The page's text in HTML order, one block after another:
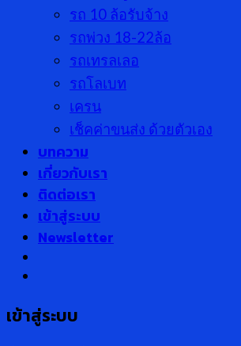
รถ 10 ล้อรับจ้าง
รถพ่วง 18-22ล้อ
รถเทรลเลอ
รถโลเบท
เครน
เช็คค่าขนส่ง ด้วยตัวเอง
บทความ
เกี่ยวกับเรา
ติดต่อเรา
เข้าสู่ระบบ
Newsletter
เข้าสู่ระบบ